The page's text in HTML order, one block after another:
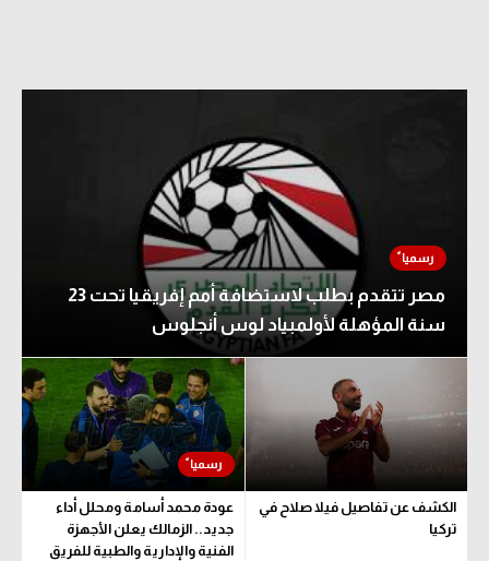
مصر تتقدم بطلب لاستضافة أمم إفريقيا تحت 23
سنة المؤهلة لأولمبياد لوس أنجلوس
الكشف عن تفاصيل فيلا صلاح في
تركيا
عودة محمد أسامة ومحلل أداء
جديد.. الزمالك يعلن الأجهزة
الفنية والإدارية والطبية للفريق